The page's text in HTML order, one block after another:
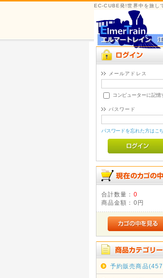
EC-CUBE発!世界中を旅し
メールアドレス
コンピューターに記憶
パスワード
パスワードを忘れた方はこ
合計数量： 0
商品金額： 0円
予約販売商品